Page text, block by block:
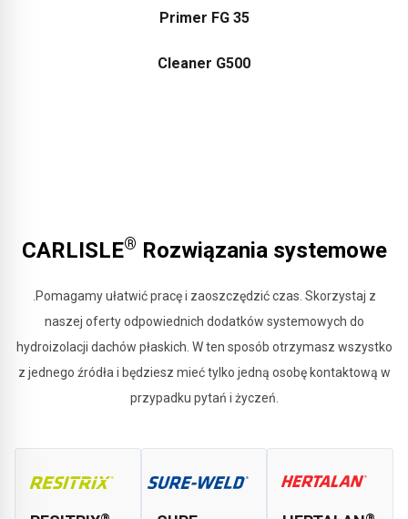
Primer FG 35
Cleaner G500
CARLISLE® Rozwiązania systemowe
.Pomagamy ułatwić pracę i zaoszczędzić czas. Skorzystaj z
naszej oferty odpowiednich dodatków systemowych do
hydroizolacji dachów płaskich. W ten sposób otrzymasz wszystko
z jednego źródła i będziesz mieć tylko jedną osobę kontaktową w
przypadku pytań i życzeń.